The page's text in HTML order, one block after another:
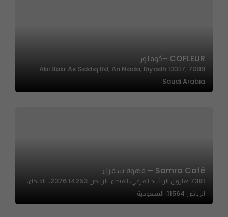
COFLEUR -كوفلور
7089 Abi Bakr As Siddiq Rd, An Nada, Riyadh 13317,
Saudi Arabia
Samra Café – قهوة سمراء
7381 هارون الرشيد الفرعي، الفيحاء، الرياض 14253 2376،، الفيحاء،
الرياض 11564، السعودية